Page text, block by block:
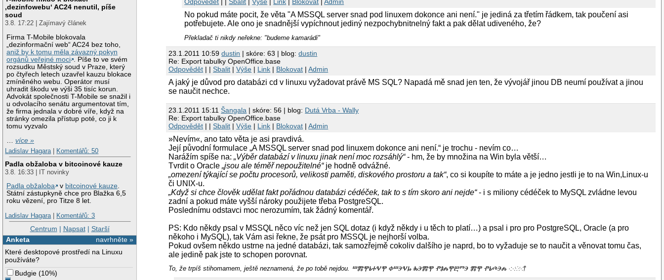
‚dezinfowebu‘ AC24 nenutil, píše
soud
3.8. 17:22 | Zajímavý článek
Firma T-Mobile blokovala
„dezinformační web“ AC24 bez toho,
aniž by k tomu měla závazný pokyn
orgánů veřejné moci
. Píše to ve svém
rozsudku Městský soud v Praze, který
po čtyřech letech uzavřel kauzu blokace
zmíněného webu. Operátor musí
uhradit škodu ve výši 35 tisíc korun.
Advokát společnosti T-Mobile se snažil i
u odvolacího senátu argumentovat tím,
že firma jednala v dobré víře, když na
stránky omezila přístup poté, co ji k
tomu vyzvalo
…více »
Ladislav Hagara| Komentářů: 50
Padla obžaloba v bitcoinové kauze
3.8. 16:33 | IT novinky
Padla obžaloba
v bitcoinové kauze.
Státní zástupkyně chce pro Blažka 6,5
roku vězení, pro Titze 8 let.
Ladislav Hagara| Komentářů: 3
Centrum | Napsat| Starší
navrhněte »
Anketa
Které desktopové prostředí na Linuxu
používáte?
Budgie (10%)
No pokud máte pocit, že věta "A MSSQL server snad pod linuxem dokonce ani není." je jediná za třetím řádkem, tak poučení asi
potřebujete. Ale ono je snadnější vypíchnout jediný nezpochybnitnelný fakt a pak dělat udiveného, že?
Překladač ti nikdy neřekne: "budeme kamarádi"
23.1.2011 10:59dustin | skóre: 63 | blog:dustin
Re: Export tabulky OpenOffice.base
Odpovědět | |Sbalit |Výše | Link | Blokovat |Admin
A jaký je důvod pro databázi cd v linuxu vyžadovat právě MS SQL? Napadá mě snad jen ten, že vývojář jinou DB neumí používat a jinou
se naučit nechce.
23.1.2011 15:11Šangala | skóre: 56 | blog: Dutá Vrba - Wally
Re: Export tabulky OpenOffice.base
Odpovědět | |Sbalit |Výše | Link | Blokovat |Admin
»Nevím«, ano tato věta je asi pravdivá.
Její původní formulace „A MSSQL server snad pod linuxem dokonce ani není.“ je trochu - nevím co…
Narážím spíše na: „Výběr databází v linuxu jinak není moc rozsáhlý“- hm, že by množina na Win byla větší…
Tvrdit o Oracle„jsou ale téměř nepoužitelné“je hodně odvážné.
„omezení týkající se počtu procesorů, velikosti paměti, diskového prostoru a tak“, co si koupíte to máte a je jedno jestli je to na Win,Linux-u
či UNIX-u.
„Když si chce člověk udělat fakt pořádnou databázi cédéček, tak to s tím skoro ani nejde“- i s miliony cédéček to MySQL zvládne levou
zadní a pokud máte vyšší nároky použijete třeba PostgreSQL.
Poslednímu odstavci moc nerozumím, tak žádný komentář.
PS: Kdo někdy psal v MSSQL něco víc než jen SQL dotaz (i když někdy i u těch to platí…) a psal i pro pro PostgreSQL, Oracle (a pro
někoho i MySQL), tak Vám asi řekne, že psát pro MSSQL je nejhorší volba.
Pokud ovšem někdo ustrne na jedné databázi, tak samozřejmě cokoliv dalšího je naprd, bo to vyžaduje se to naučit a věnovat tomu čas,
ale jedině pak jste to schopen porovnat.
To, že trpíš stihomamem, ještě neznamená, že po tobě nejdou. ⰞⰏⰉⰓⰀⰜⰉ ⰗⰞⰅⰜⰘ ⰈⰅⰏⰉ ⰒⰑⰎⰉⰁⰕⰅ ⰏⰉ ⰒⰓⰄⰅⰎ ·:⁖⁘⁙†